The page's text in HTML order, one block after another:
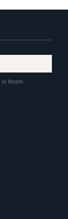
in Ihrem